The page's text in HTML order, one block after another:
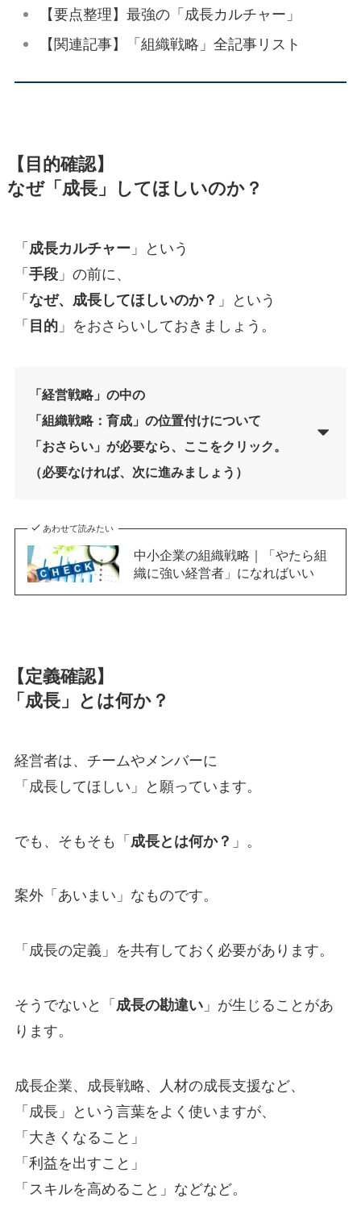
【要点整理】最強の「成長カルチャー」
【関連記事】「組織戦略」全記事リスト
【目的確認】
なぜ「成長」してほしいのか？
「 成長カルチャー 」という
「 手段」の前に、
「 なぜ、成長してほしいのか？ 」という
「 目的」をおさらいしておきましょう。
「経営戦略」の中の
「組織戦略：育成」の位置付けについて
「おさらい」が必要なら、ここをクリック。
（必要なければ、次に進みましょう）
あわせて読みたい
中小企業の組織戦略｜「やたら組
織に強い経営者」になればいい
【定義確認】
「成長」とは何か？
経営者は、チームやメンバーに
「成長してほしい」と願っています。
でも、そもそも「 成長とは何か？ 」。
案外「あいまい」なものです。
「成長の定義」を共有しておく必要があります。
そうでないと「 成長の勘違い」が生じることがあ
ります。
成長企業、成長戦略、人材の成長支援など、
「成長」という言葉をよく使いますが、
「大きくなること」
「利益を出すこと」
「スキルを高めること」などなど。